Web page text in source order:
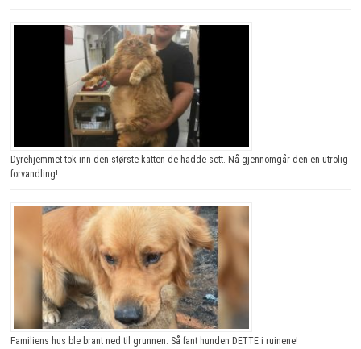
Dyrehjemmet tok inn den største katten de hadde sett. Nå gjennomgår den en utrolig
forvandling!
Familiens hus ble brant ned til grunnen. Så fant hunden DETTE i ruinene!